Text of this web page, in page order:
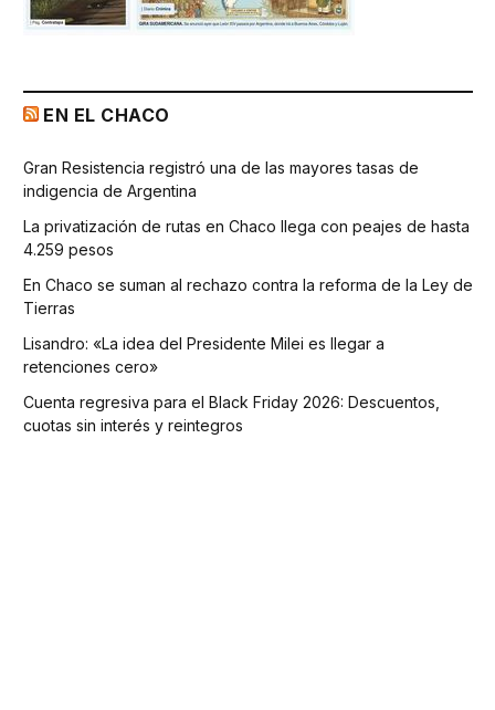
EN EL CHACO
Gran Resistencia registró una de las mayores tasas de
indigencia de Argentina
La privatización de rutas en Chaco llega con peajes de hasta
4.259 pesos
En Chaco se suman al rechazo contra la reforma de la Ley de
Tierras
Lisandro: «La idea del Presidente Milei es llegar a
retenciones cero»
Cuenta regresiva para el Black Friday 2026: Descuentos,
cuotas sin interés y reintegros